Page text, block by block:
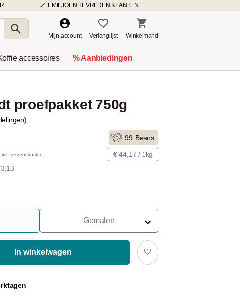
1 MILJOEN TEVREDEN KLANTEN
Mijn account Verlanglijst Winkelmand
accessoires % Aanbiedingen
proefpakket 750g
verzendkosten
99 Beans
€ 44,17 / 1kg
Gemalen
Voor Portafilter
In winkelwagen